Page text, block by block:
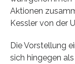
Aktionen
Kessler von der
Die Vorstellung
sich hingegen